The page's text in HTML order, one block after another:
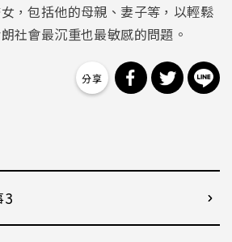
，包括他的母親、妻子等，以輕鬆
社會最沉重也最敏感的問題。
分享到分享到
3